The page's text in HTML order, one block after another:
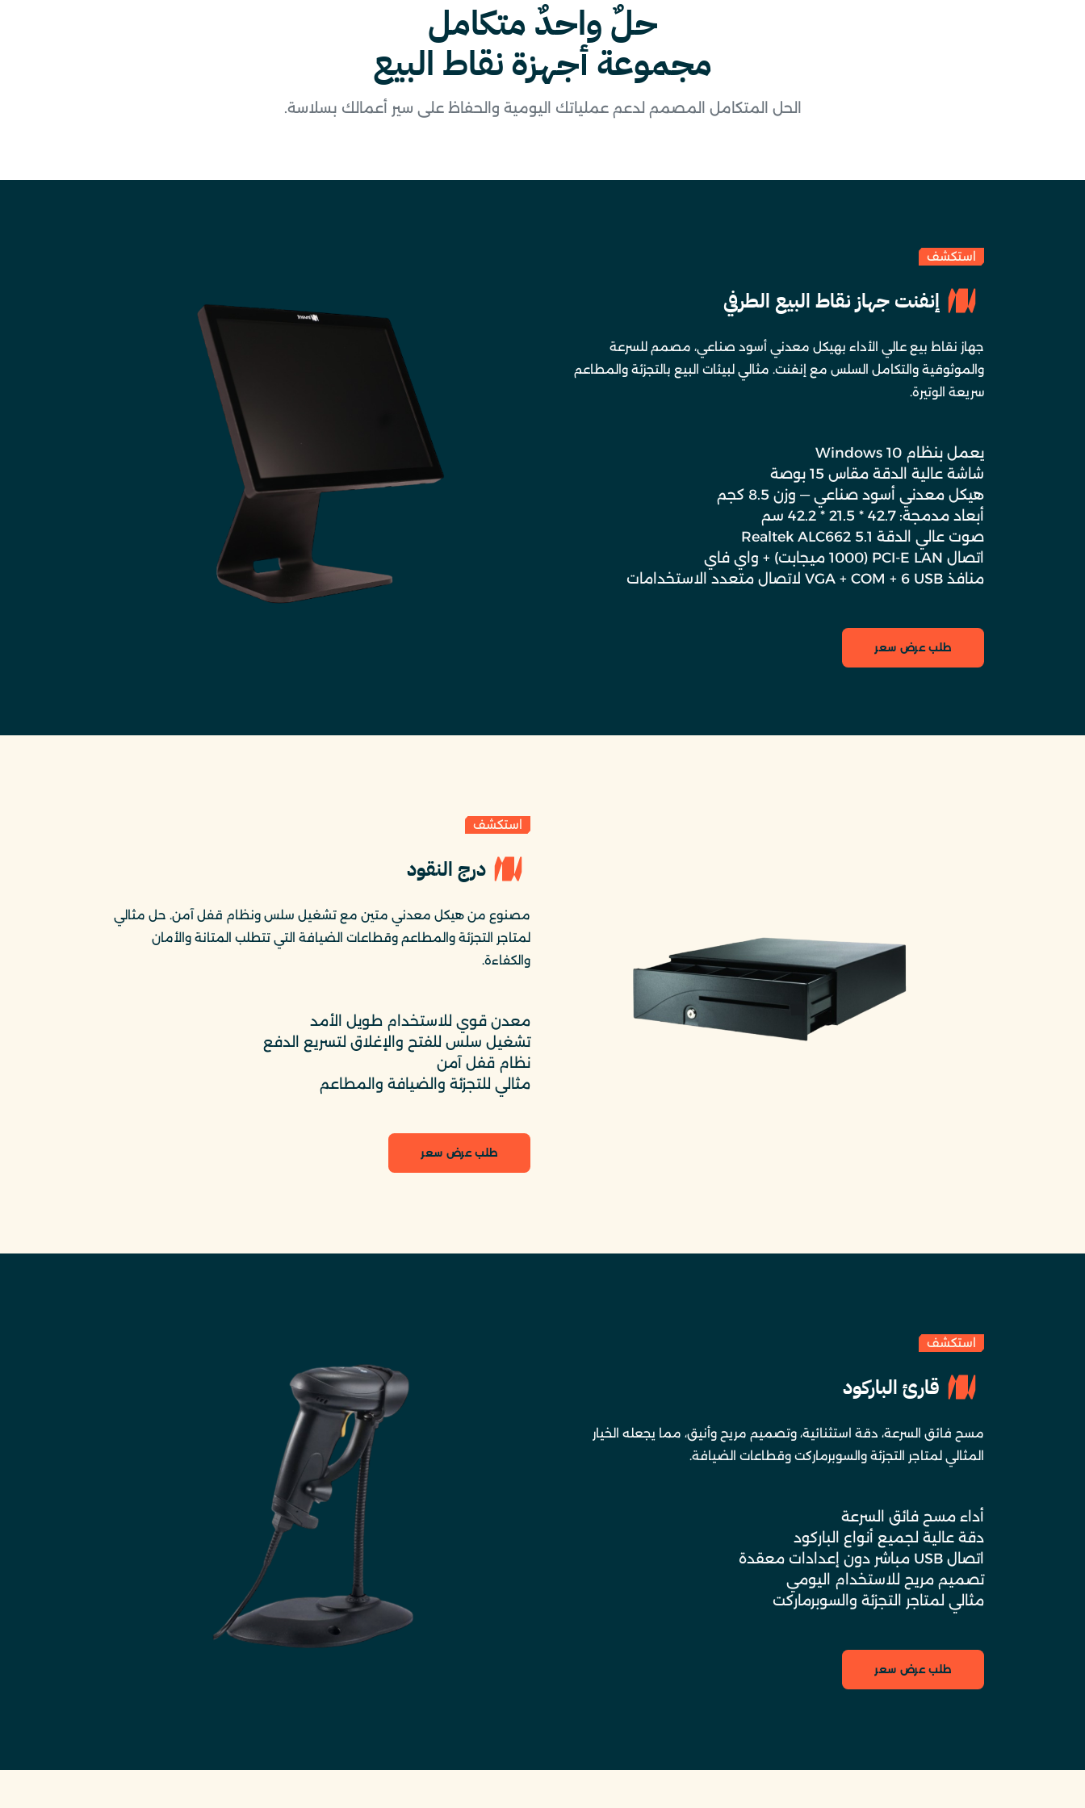
حلٌ واحدٌ متكامل
مجموعة أجهزة نقاط البيع
الحل المتكامل المصمم لدعم عملياتك اليومية والحفاظ على سير أعمالك بسلاسة.
استكشف
إنفنت جهاز نقاط البيع الطرفي
جهاز نقاط بيع عالي الأداء بهيكل معدني أسود صناعي، مصمم للسرعة
والموثوقية والتكامل السلس مع إنفنت. مثالي لبيئات البيع بالتجزئة والمطاعم
سريعة الوتيرة.
يعمل بنظام Windows 10
شاشة عالية الدقة مقاس 15 بوصة
هيكل معدني أسود صناعي — وزن 8.5 كجم
أبعاد مدمجة: 42.7 * 21.5 * 42.2 سم
صوت عالي الدقة Realtek ALC662 5.1
اتصال PCI-E LAN (1000 ميجابت) + واي فاي
منافذ VGA + COM + 6 USB لاتصال متعدد الاستخدامات
طلب عرض سعر
استكشف
درج النقود
مصنوع من هيكل معدني متين مع تشغيل سلس ونظام قفل آمن. حل مثالي
لمتاجر التجزئة والمطاعم وقطاعات الضيافة التي تتطلب المتانة والأمان
والكفاءة.
معدن قوي للاستخدام طويل الأمد
تشغيل سلس للفتح والإغلاق لتسريع الدفع
نظام قفل آمن
مثالي للتجزئة والضيافة والمطاعم
طلب عرض سعر
استكشف
قارئ الباركود
مسح فائق السرعة، دقة استثنائية، وتصميم مريح وأنيق، مما يجعله الخيار
المثالي لمتاجر التجزئة والسوبرماركت وقطاعات الضيافة.
أداء مسح فائق السرعة
دقة عالية لجميع أنواع الباركود
اتصال USB مباشر دون إعدادات معقدة
تصميم مريح للاستخدام اليومي
مثالي لمتاجر التجزئة والسوبرماركت
طلب عرض سعر